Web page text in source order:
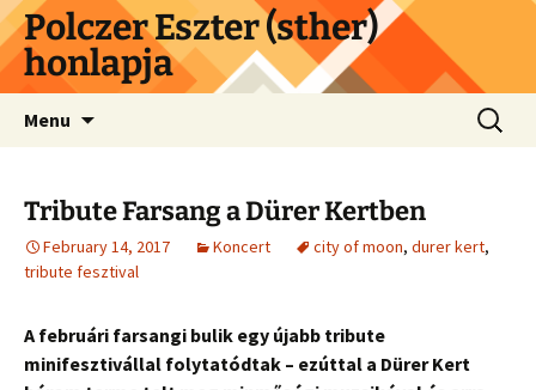
Skip
to
content
Polczer Eszter (sther)
honlapja
Menu
Search
for:
Tribute Farsang a Dürer Kertben
February 14, 2017 Koncert city of moon, durer kert,
tribute fesztival
A februári farsangi bulik egy újabb tribute
minifesztivállal folytatódtak – ezúttal a Dürer Kert